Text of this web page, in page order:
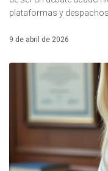
plataformas y
9 de abril de 2026